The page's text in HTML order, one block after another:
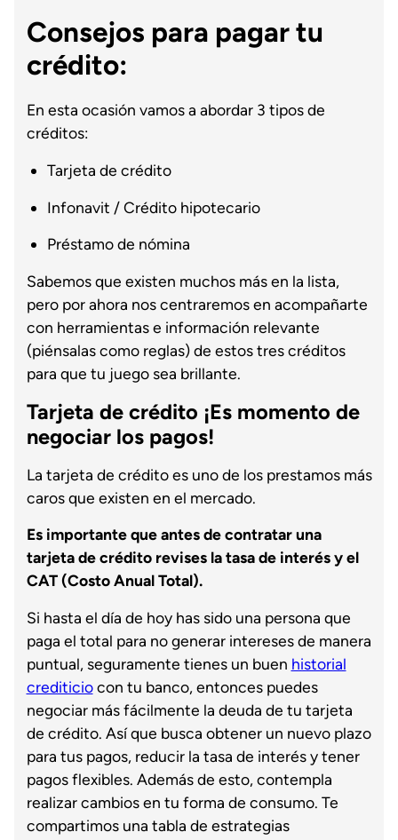
Consejos para pagar tu
crédito:
En esta ocasión vamos a abordar 3 tipos de
créditos:
Tarjeta de crédito
Infonavit / Crédito hipotecario
Préstamo de nómina
Sabemos que existen muchos más en la lista,
pero por ahora nos centraremos en acompañarte
con herramientas e información relevante
(piénsalas como reglas) de estos tres créditos
para que tu juego sea brillante.
Tarjeta de crédito ¡Es momento de
negociar los pagos!
La tarjeta de crédito es uno de los prestamos más
caros que existen en el mercado.
Es importante que antes de contratar una
tarjeta de crédito revises la tasa de interés y el
CAT (Costo Anual Total).
Si hasta el día de hoy has sido una persona que
paga el total para no generar intereses de manera
puntual, seguramente tienes un buen historial
crediticiocon tu banco, entonces puedes
negociar más fácilmente la deuda de tu tarjeta
de crédito. Así que busca obtener un nuevo plazo
para tus pagos, reducir la tasa de interés y tener
pagos flexibles. Además de esto, contempla
realizar cambios en tu forma de consumo. Te
compartimos una tabla de estrategias